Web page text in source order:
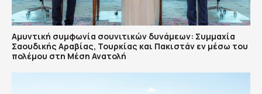
Αμυντική συμφωνία σουνιτικών δυνάμεων: Συμμαχία
Σαουδικής Αραβίας, Τουρκίας και Πακιστάν εν μέσω του
πολέμου στη Μέση Ανατολή